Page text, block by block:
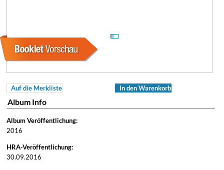
Auf die Merkliste In den Warenkorb
Album Info
Album Veröffentlichung:
2016
HRA-Veröffentlichung:
30.09.2016